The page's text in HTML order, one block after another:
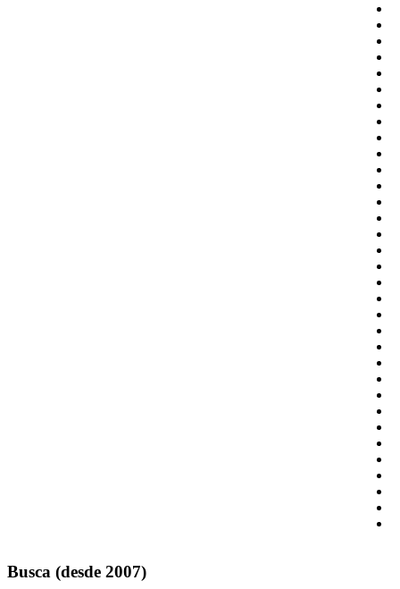
Busca (desde 2007)